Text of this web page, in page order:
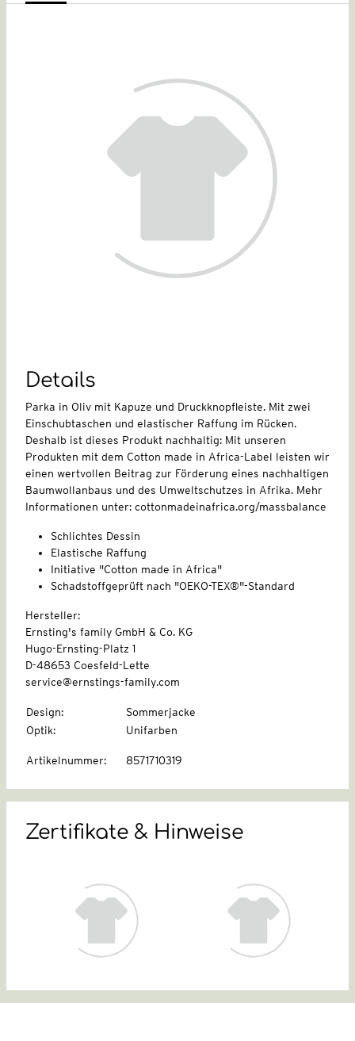
Details
Parka in Oliv mit Kapuze und Druckknopfleiste. Mit zwei
Einschubtaschen und elastischer Raffung im Rücken.
Deshalb ist dieses Produkt nachhaltig: Mit unseren
Produkten mit dem Cotton made in Africa-Label leisten wir
einen wertvollen Beitrag zur Förderung eines nachhaltigen
Baumwollanbaus und des Umweltschutzes in Afrika. Mehr
Informationen unter: cottonmadeinafrica.org/massbalance
Schlichtes Dessin
Elastische Raffung
Initiative "Cotton made in Africa"
Schadstoffgeprüft nach "OEKO-TEX®"-Standard
Hersteller:
Ernsting's family GmbH & Co. KG
Hugo-Ernsting-Platz 1
D-48653 Coesfeld-Lette
service@ernstings-family.com
Design:
Sommerjacke
Optik: Unifarben
Artikelnummer: 8571710319
Zertifikate & Hinweise